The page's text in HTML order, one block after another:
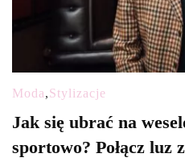
Moda,Stylizacje
Jak się ubrać na
sportowo? Połącz luz